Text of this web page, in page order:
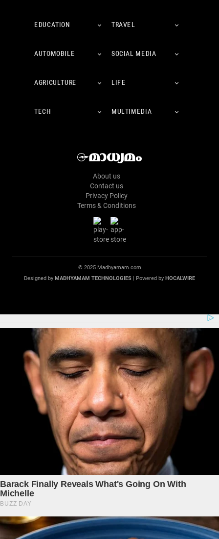
EDUCATION TRAVEL
AUTOMOBILE SOCIAL MEDIA
AGRICULTURE LIFE
TECH MULTIMEDIA
About us
Contact us
Privacy Policy
Terms & Conditions
© 2025 Madhyamam.com
Designed by MADHYAMAM TECHNOLOGIES | Powered by HOCALWIRE